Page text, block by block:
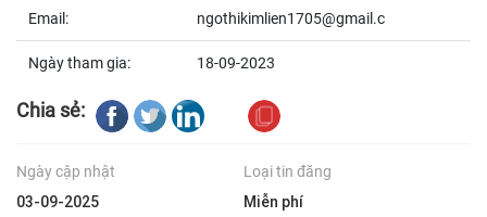
Email: ngothikimlien1705@gmail.c
Ngày tham gia: 18-09-2023
Chia sẻ:
Ngày cập nhật
03-09-2025
Loại tin đăng
Miễn phí